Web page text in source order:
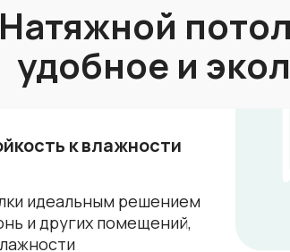
Натяжной
удобное и
к влажности
идеальным решением
и других помещений,